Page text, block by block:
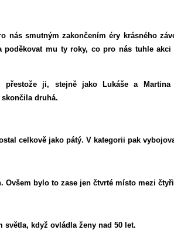
nás smutným zakončením éry krásného
mu ty roky, co pro nás tuhle akci
přestože ji, stejně jako Lukáše a
druhá.
celkově jako pátý. V kategorii pak
Ovšem bylo to zase jen čtvrté místo mezi
světla, když ovládla ženy nad 50 let.